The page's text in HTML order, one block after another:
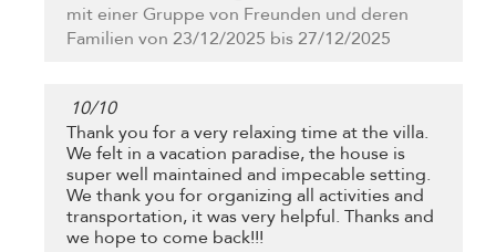
mit einer Gruppe von Freunden und deren
Familien von 23/12/2025 bis 27/12/2025
10/10
Thank you for a very relaxing time at the villa.
We felt in a vacation paradise, the house is
super well maintained and impecable setting.
We thank you for organizing all activities and
transportation, it was very helpful. Thanks and
we hope to come back!!!